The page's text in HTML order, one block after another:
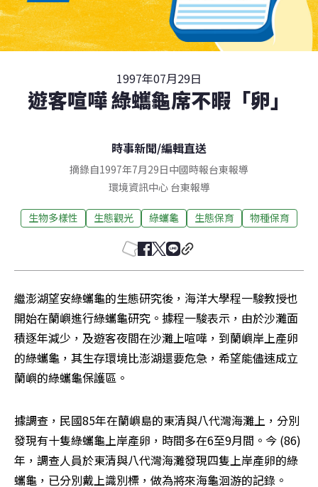
1997年07月29日
遊客喧嘩 綠蠵龜席不暇「卵」
時事新聞/編輯直送
摘錄自1997年7月29日中國時報台東報導
環境資訊中心 台東報導
生物多樣性 生態觀光 綠蠵龜 生態保育 物種保育
繼澎湖望安綠蠵龜的生態研究後，海洋大學程一駿教授也
開始在蘭嶼進行綠蠵龜研究。據程一駿表示，由於沙灘面
積逐年減少，及遊客夜間在沙灘上喧嘩，到蘭嶼岸上產卵
的綠蠵龜，其生存環境比澎湖還要危急，希望能儘速成立
蘭嶼的綠蠵龜保護區。
據調查，民國85年在蘭嶼島的東清與八代灣海灘上，分別
發現有十隻綠蠵龜上岸產卵，時間多在6至9月間。今 (86)
年，調查人員於東清與八代灣海灘發現四隻上岸產卵的綠
蠵龜，已分別戴上識別標，做為將來海龜洄游的記錄。